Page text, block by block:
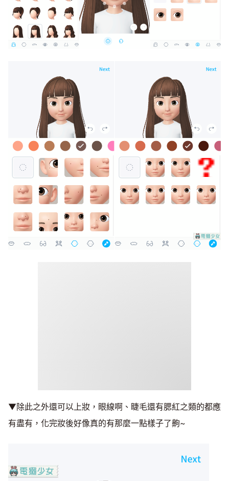
▼除此之外還可以上妝，眼線啊、睫毛還有腮紅之類的都應
有盡有，化完妝後好像真的有那麼一點樣子了齁~